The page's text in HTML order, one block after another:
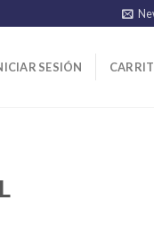
SESIÓN